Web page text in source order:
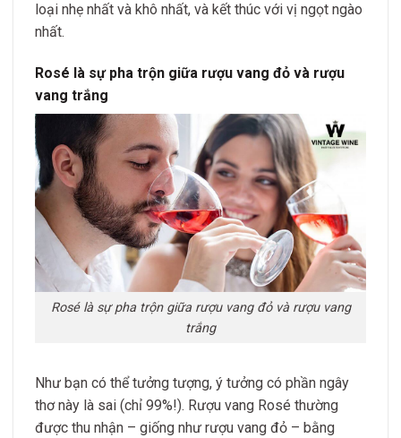
loại nhẹ nhất và khô nhất, và kết thúc với vị ngọt ngào
nhất.
Rosé là sự pha trộn giữa rượu vang đỏ và rượu
vang trắng
Rosé là sự pha trộn giữa rượu vang đỏ và rượu vang
trắng
Như bạn có thể tưởng tượng, ý tưởng có phần ngây
thơ này là sai (chỉ 99%!). Rượu vang Rosé thường
được thu nhận – giống như rượu vang đỏ – bằng